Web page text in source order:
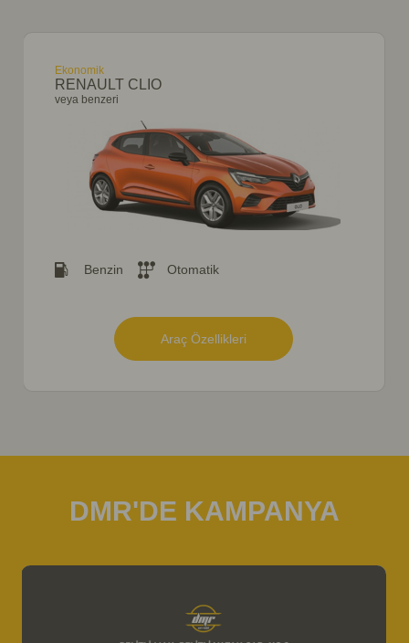
Ekonomik
RENAULT CLIO
veya benzeri
Benzin Otomatik
Araç Özellikleri
DMR'DE KAMPANYA